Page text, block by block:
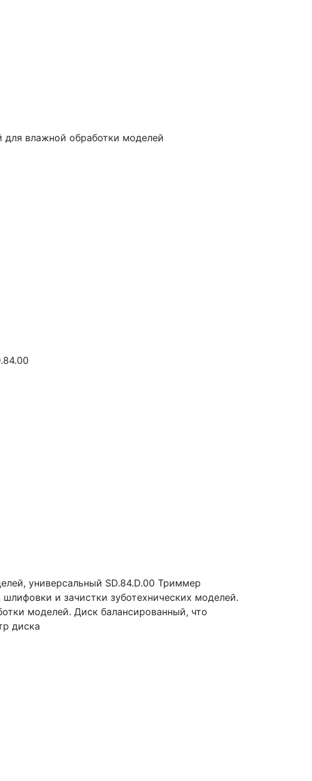
для влажной обработки моделей
универсальный SD.84.D.00 Триммер
и зачистки зуботехнических моделей.
моделей. Диск балансированный, что
диска